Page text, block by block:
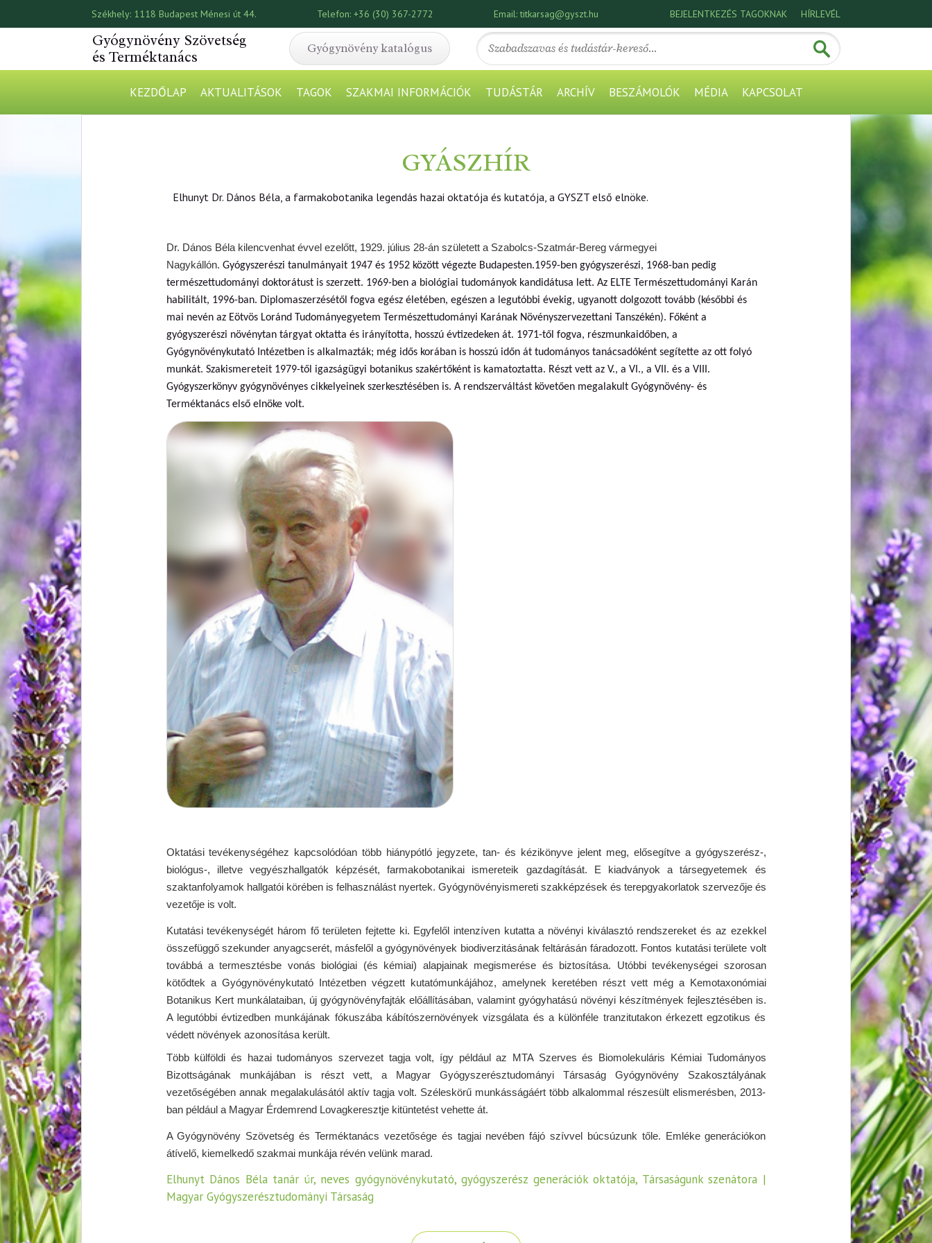
Székhely: 1118 Budapest Ménesi út 44. Telefon: +36 (30) 367-2772 Email:titkarsag@gyszt.hu BEJELENTKEZÉS TAGOKNAK HÍRLEVÉL
Gyógynövény Szövetség
és Terméktanács
Gyógynövény katalógus
KEZDŐLAP AKTUALITÁSOK TAGOK SZAKMAI INFORMÁCIÓK TUDÁSTÁR ARCHÍV BESZÁMOLÓK MÉDIA KAPCSOLAT
GYÁSZHÍR
Elhunyt Dr. Dános Béla, a farmakobotanika legendás hazai oktatója és kutatója, a GYSZT első elnöke.
Dr. Dános Béla kilencvenhat évvel ezelőtt, 1929. július 28-án született a Szabolcs-Szatmár-Bereg vármegyei
Nagykállón. Gyógyszerészi tanulmányait 1947 és 1952 között végezte Budapesten.1959-ben gyógyszerészi, 1968-ban pedig
természettudományi doktorátust is szerzett. 1969-ben a biológiai tudományok kandidátusa lett. Az ELTE Természettudományi Karán
habilitált, 1996-ban. Diplomaszerzésétől fogva egész életében, egészen a legutóbbi évekig, ugyanott dolgozott tovább (későbbi és
mai nevén az Eötvös Loránd Tudományegyetem Természettudományi Karának Növényszervezettani Tanszékén). Főként a
gyógyszerészi növénytan tárgyat oktatta és irányította, hosszú évtizedeken át. 1971-től fogva, részmunkaidőben, a
Gyógynövénykutató Intézetben is alkalmazták; még idős korában is hosszú időn át tudományos tanácsadóként segítette az ott folyó
munkát. Szakismereteit 1979-től igazságügyi botanikus szakértőként is kamatoztatta. Részt vett az V., a VI., a VII. és a VIII.
Gyógyszerkönyv gyógynövényes cikkelyeinek szerkesztésében is. A rendszerváltást követően megalakult Gyógynövény- és
Terméktanács első elnöke volt.
Oktatási tevékenységéhez kapcsolódóan több hiánypótló jegyzete, tan- és kézikönyve jelent meg, elősegítve a gyógyszerész-,
biológus-, illetve vegyészhallgatók képzését, farmakobotanikai ismereteik gazdagítását. E kiadványok a társegyetemek és
szaktanfolyamok hallgatói körében is felhasználást nyertek. Gyógynövényismereti szakképzések és terepgyakorlatok szervezője és
vezetője is volt.
Kutatási tevékenységét három fő területen fejtette ki. Egyfelől intenzíven kutatta a növényi kiválasztó rendszereket és az ezekkel
összefüggő szekunder anyagcserét, másfelől a gyógynövények biodiverzitásának feltárásán fáradozott. Fontos kutatási területe volt
továbbá a termesztésbe vonás biológiai (és kémiai) alapjainak megismerése és biztosítása. Utóbbi tevékenységei szorosan
kötődtek a Gyógynövénykutató Intézetben végzett kutatómunkájához, amelynek keretében részt vett még a Kemotaxonómiai
Botanikus Kert munkálataiban, új gyógynövényfajták előállításában, valamint gyógyhatású növényi készítmények fejlesztésében is.
A legutóbbi évtizedben munkájának fókuszába kábítószernövények vizsgálata és a különféle tranzitutakon érkezett egzotikus és
védett növények azonosítása került.
Több külföldi és hazai tudományos szervezet tagja volt, így például az MTA Szerves és Biomolekuláris Kémiai Tudományos
Bizottságának munkájában is részt vett, a Magyar Gyógyszerésztudományi Társaság Gyógynövény Szakosztályának
vezetőségében annak megalakulásától aktív tagja volt. Széleskörű munkásságáért több alkalommal részesült elismerésben, 2013-
ban például a Magyar Érdemrend Lovagkeresztje kitüntetést vehette át.
A Gyógynövény Szövetség és Terméktanács vezetősége és tagjai nevében fájó szívvel búcsúzunk tőle. Emléke generációkon
átívelő, kiemelkedő szakmai munkája révén velünk marad.
Elhunyt Dános Béla tanár úr, neves gyógynövénykutató, gyógyszerész generációk oktatója, Társaságunk szenátora |
Magyar Gyógyszerésztudományi Társaság